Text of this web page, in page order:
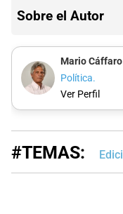
Sobre el Autor
Mario Cáffaro
Política.
Ver Perfil
#TEMAS: